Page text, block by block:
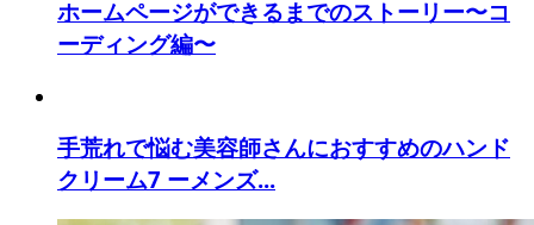
ホームページができるまでのストーリー〜コ
ーディング編〜
手荒れで悩む美容師さんにおすすめのハンド
クリーム7 ーメンズ...